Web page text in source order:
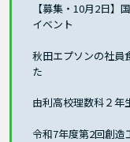
【募集・10月2日】
イベント
秋田エプソンの社員
た
由利高校理数科２年
令和7年度第2回創造